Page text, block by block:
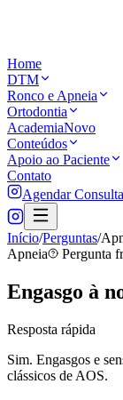
Home
DTM
Ronco e Apneia
Ortodontia
AcademiaNovo
Conteúdos
Apoio ao Paciente
Contato
Agendar Consulta
Início/Perguntas/
Apneia
Pergunta
Engasgo à
Resposta rápida
Sim. Engasgos e
clássicos de AOS.